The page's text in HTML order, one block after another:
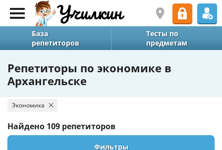
База
репетиторов
Тесты по
предметам
Репетиторы по экономике в
Архангельске
Экономика
Найдено 109 репетиторов
Фильтры